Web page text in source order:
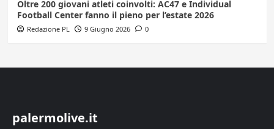
Oltre 200 giovani atleti coinvolti: AC47 e Individual
Football Center fanno il pieno per l’estate 2026
Redazione PL 9 Giugno 2026 0
palermolive.it